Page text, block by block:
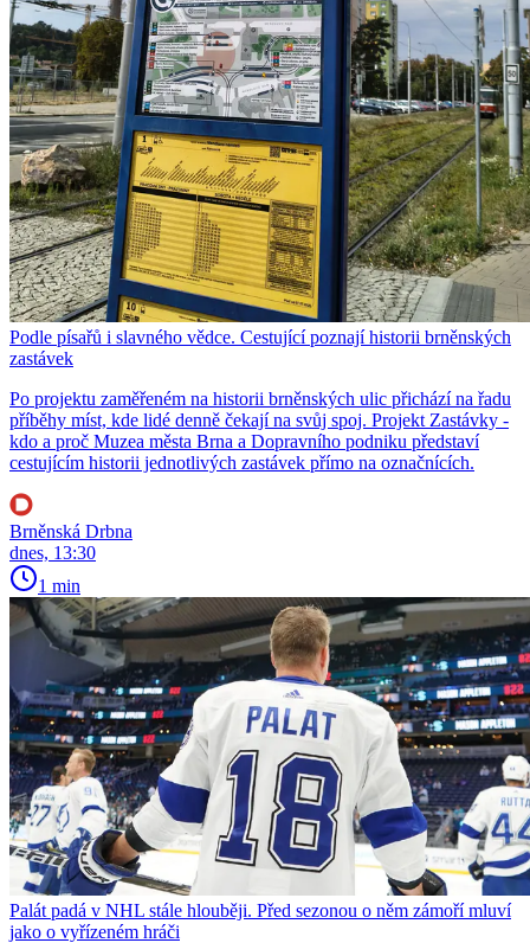
Podle písařů i slavného vědce. Cestující poznají historii brněnských
zastávek
Po projektu zaměřeném na historii brněnských ulic přichází na řadu
příběhy míst, kde lidé denně čekají na svůj spoj. Projekt Zastávky -
kdo a proč Muzea města Brna a Dopravního podniku představí
cestujícím historii jednotlivých zastávek přímo na označnících.
Brněnská Drbna
dnes, 13:30
1 min
Palát padá v NHL stále hlouběji. Před sezonou o něm zámoří mluví
jako o vyřízeném hráči